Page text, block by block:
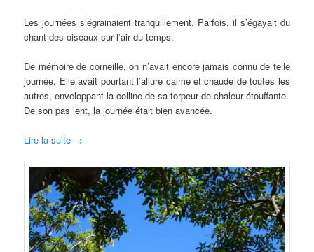
Les journées s’égrainaient tranquillement. Parfois, il s’égayait du
chant des oiseaux sur l’air du temps.
De mémoire de corneille, on n’avait encore jamais connu de telle
journée. Elle avait pourtant l’allure calme et chaude de toutes les
autres, enveloppant la colline de sa torpeur de chaleur étouffante.
De son pas lent, la journée était bien avancée.
Lire la suite →